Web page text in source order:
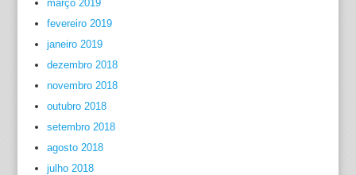
março 2019
fevereiro 2019
janeiro 2019
dezembro 2018
novembro 2018
outubro 2018
setembro 2018
agosto 2018
julho 2018